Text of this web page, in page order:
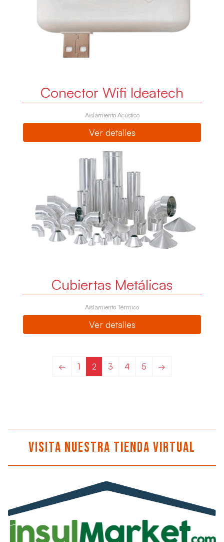
Conector Wifi Ideatech
Aislamiento Acústico
Ver detalles
Cubiertas Metálicas
Aislamiento Térmico
Ver detalles
← 1 2 3 4 5 →
Visita nuestra tienda virtual